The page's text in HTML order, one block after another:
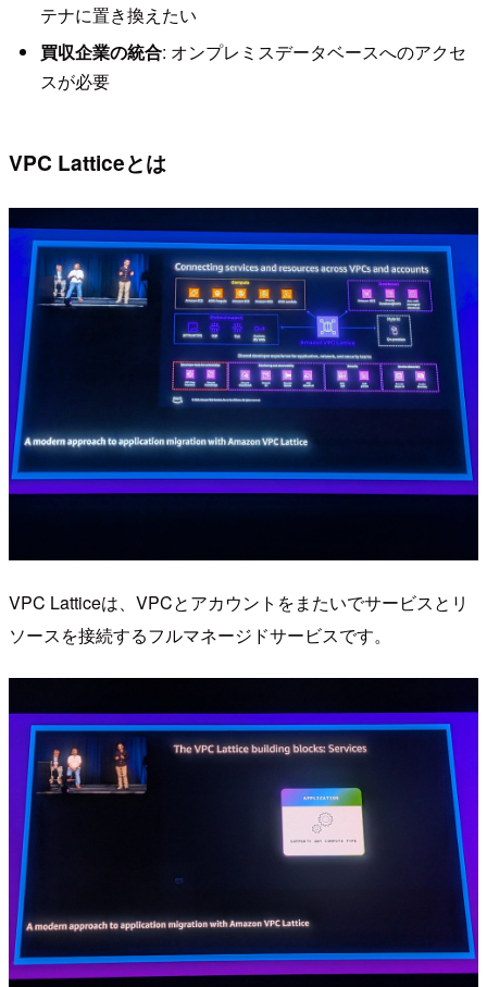
テナに置き換えたい
買収企業の統合: オンプレミスデータベースへのアクセ
スが必要
VPC Latticeとは
VPC Latticeは、VPCとアカウントをまたいでサービスとリ
ソースを接続するフルマネージドサービスです。